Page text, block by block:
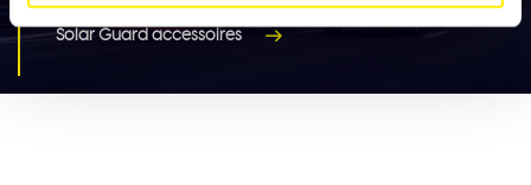
Solar Guard accessoires